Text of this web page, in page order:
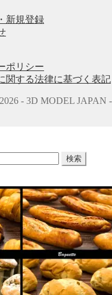
新規登録
ポリシー
関する法律に基づく表記
- 3D MODEL JAPAN
検索